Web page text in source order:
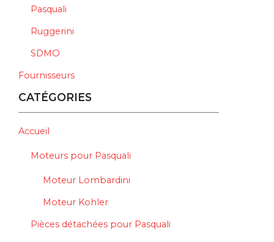
Pasquali
Ruggerini
SDMO
Fournisseurs
CATÉGORIES
Accueil
Moteurs pour Pasquali
Moteur Lombardini
Moteur Kohler
Pièces détachées pour Pasquali